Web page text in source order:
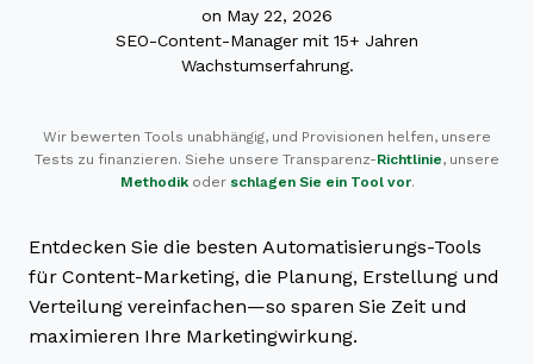
on May 22, 2026
SEO-Content-Manager mit 15+ Jahren
Wachstumserfahrung.
Wir bewerten Tools unabhängig, und Provisionen helfen, unsere
Tests zu finanzieren. Siehe unsere Transparenz-Richtlinie, unsere
Methodikoder schlagen Sie ein Tool vor.
Entdecken Sie die besten Automatisierungs-Tools
für Content-Marketing, die Planung, Erstellung und
Verteilung vereinfachen—so sparen Sie Zeit und
maximieren Ihre Marketingwirkung.